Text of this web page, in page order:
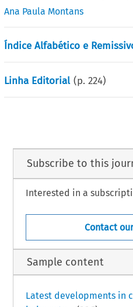
Ana Paula Montans
Índice Alfabético e
Linha Editorial (p.224)
Subscribe to this
Interested in a
Contact
Sample content
Latest developments in